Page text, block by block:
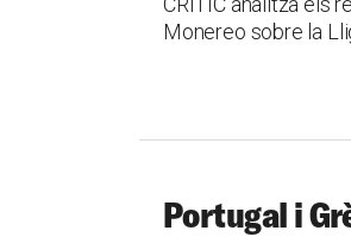
Monereo sobre la
Portugal i